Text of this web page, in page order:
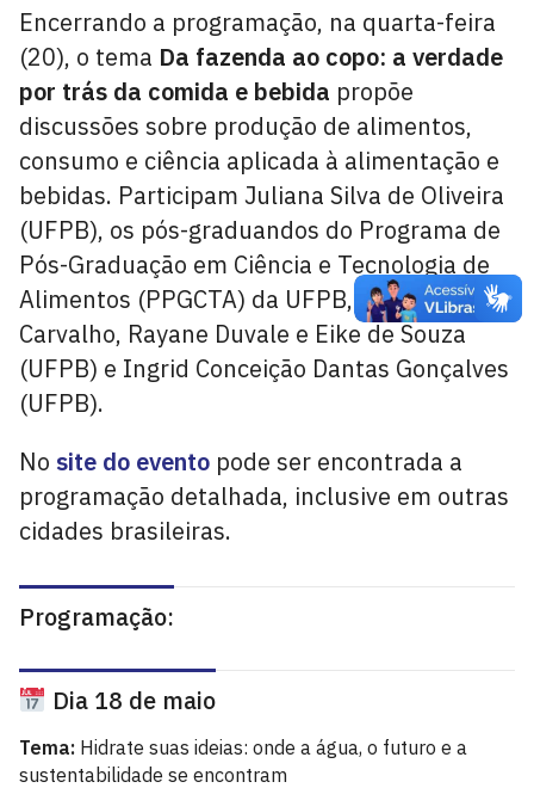
Encerrando a programação, na quarta-feira
(20), o tema Da fazenda ao copo: a verdade
por trás da comida e bebida propõe
discussões sobre produção de alimentos,
consumo e ciência aplicada à alimentação e
bebidas. Participam Juliana Silva de Oliveira
(UFPB), os pós-graduandos do Programa de
Pós-Graduação em Ciência e Tecnologia de
Alimentos (PPGCTA) da UFPB, Isabel
Carvalho, Rayane Duvale e Eike de Souza
(UFPB) e Ingrid Conceição Dantas Gonçalves
(UFPB).
No site do evento pode ser encontrada a
programação detalhada, inclusive em outras
cidades brasileiras.
Programação:
Dia 18 de maio
Tema: Hidrate suas ideias: onde a água, o futuro e a
sustentabilidade se encontram